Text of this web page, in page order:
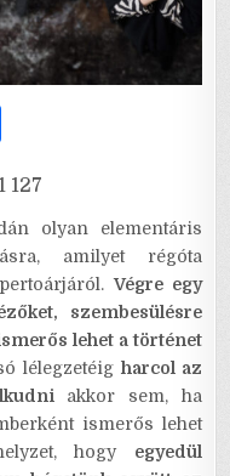
ar
e
1 127
olyan elementáris
amilyet régóta
Végre egy
szembesülésre
lehet a történet
lélegzetéig harcol az
akkor sem, ha
ismerős lehet
hogy egyedül